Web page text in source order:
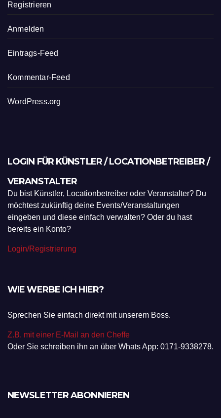
Registrieren
Anmelden
Eintrags-Feed
Kommentar-Feed
WordPress.org
LOGIN FÜR KÜNSTLER / LOCATIONBETREIBER /
VERANSTALTER
Du bist Künstler, Locationbetreiber oder Veranstalter? Du
möchtest zukünftig deine Events/Veranstaltungen
eingeben und diese einfach verwalten? Oder du hast
bereits ein Konto?
Login/Registrierung
WIE WERBE ICH HIER?
Sprechen Sie einfach direkt mit unserem Boss.
Z.B. mit einer E-Mail an den Cheffe
Oder Sie schreiben ihn an über Whats App: 0171-9338278.
NEWSLETTER ABONNIEREN